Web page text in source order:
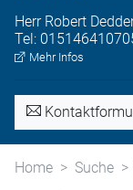
Herr Robert
Tel:
Mehr Infos
Home Suche